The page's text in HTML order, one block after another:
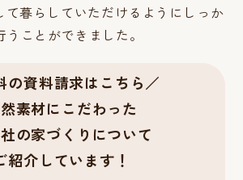
て暮らしていただけるようにしっか
ことができました。
の資料請求はこちら／
素材にこだわった
の家づくりについて
紹介しています！